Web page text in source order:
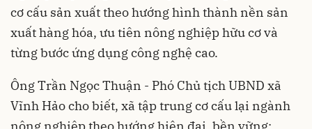
cơ cấu sản xuất theo hướng hình thành nền sản
xuất hàng hóa, ưu tiên nông nghiệp hữu cơ và
từng bước ứng dụng công nghệ cao.
Ông Trần Ngọc Thuận - Phó Chủ tịch UBND xã
Vĩnh Hảo cho biết, xã tập trung cơ cấu lại ngành